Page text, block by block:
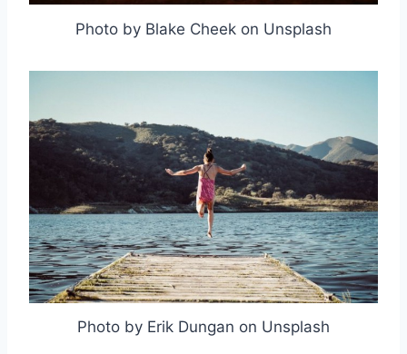
Photo by Blake Cheek on Unsplash
Photo by Erik Dungan on Unsplash